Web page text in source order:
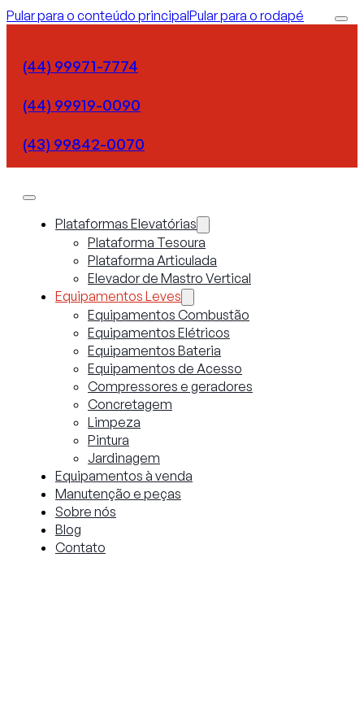
Pular para o conteúdo principalPular para o rodapé
(44) 99971-7774
(44) 99919-0090
(43) 99842-0070
Plataformas Elevatórias
Plataforma Tesoura
Plataforma Articulada
Elevador de Mastro Vertical
Equipamentos Leves
Equipamentos Combustão
Equipamentos Elétricos
Equipamentos Bateria
Equipamentos de Acesso
Compressores e geradores
Concretagem
Limpeza
Pintura
Jardinagem
Equipamentos à venda
Manutenção e peças
Sobre nós
Blog
Contato